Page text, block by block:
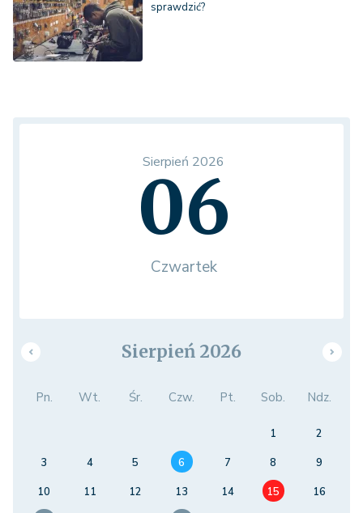
sprawdzić?
Sierpień 2026
06
Czwartek
Sierpień 2026
Pn. Wt. Śr. Czw. Pt. Sob. Ndz.
1
2
3
4 5 6 7 8
9
10
11 12 13 14 15
16